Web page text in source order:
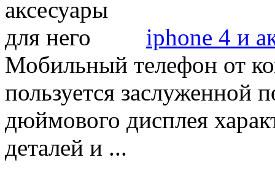
iphone 4 и
Мобильный телефон от
пользуется заслуженной
дюймового дисплея
деталей и ...